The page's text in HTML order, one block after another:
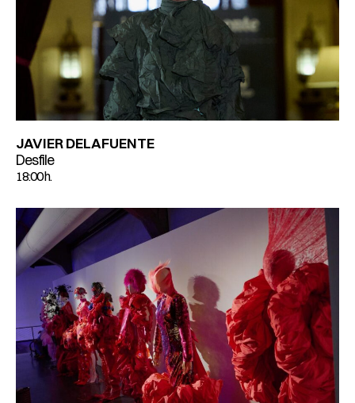
JAVIER DELAFUENTE
Desfile
18:00 h.